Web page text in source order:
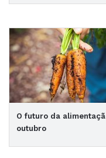
O futuro da
outubro